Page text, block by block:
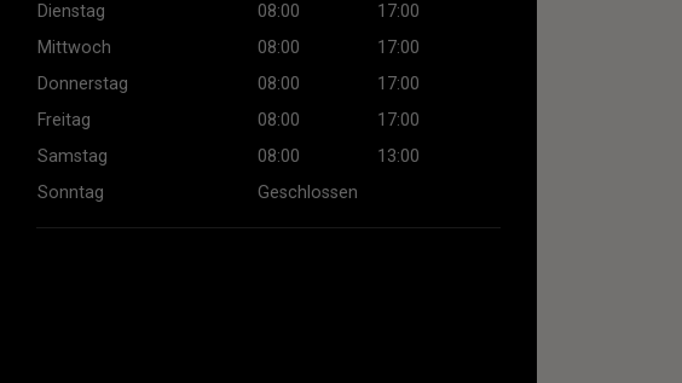
Dienstag
08:00
17:00
Mittwoch
08:00
17:00
Donnerstag
08:00
17:00
Freitag
08:00
17:00
Samstag
08:00
13:00
Sonntag
Geschlossen